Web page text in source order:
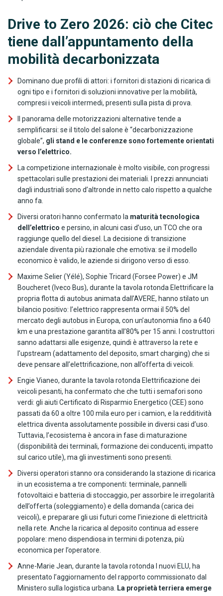
Drive to Zero 2026: ciò che Citec
tiene dall’appuntamento della
mobilità decarbonizzata
Dominano due profili di attori: i fornitori di stazioni di ricarica di
ogni tipo e i fornitori di soluzioni innovative per la mobilità,
compresi i veicoli intermedi, presenti sulla pista di prova.
Il panorama delle motorizzazioni alternative tende a
semplificarsi: se il titolo del salone è “decarbonizzazione
globale”, gli stand e le conferenze sono fortemente orientati
verso l’elettrico.
La competizione internazionale è molto visibile, con progressi
spettacolari sulle prestazioni dei materiali. I prezzi annunciati
dagli industriali sono d’altronde in netto calo rispetto a qualche
anno fa.
Diversi oratori hanno confermato la maturità tecnologica
dell’elettrico e persino, in alcuni casi d’uso, un TCO che ora
raggiunge quello del diesel. La decisione di transizione
aziendale diventa più razionale che emotiva: se il modello
economico è valido, le aziende si dirigono verso di esso.
Maxime Selier (Yélé), Sophie Tricard (Forsee Power) e JM
Boucheret (Iveco Bus), durante la tavola rotonda Elettrificare la
propria flotta di autobus animata dall’AVERE, hanno stilato un
bilancio positivo: l’elettrico rappresenta ormai il 50% del
mercato degli autobus in Europa, con un’autonomia fino a 640
km e una prestazione garantita all’80% per 15 anni. I costruttori
sanno adattarsi alle esigenze, quindi è attraverso la rete e
l’upstream (adattamento del deposito, smart charging) che si
deve pensare all’elettrificazione, non all’offerta di veicoli.
Engie Vianeo, durante la tavola rotonda Elettrificazione dei
veicoli pesanti, ha confermato che che tutti i semafori sono
verdi: gli aiuti Certificato di Risparmio Energetico (CEE) sono
passati da 60 a oltre 100 mila euro per i camion, e la redditività
elettrica diventa assolutamente possibile in diversi casi d’uso.
Tuttavia, l’ecosistema è ancora in fase di maturazione
(disponibilità dei terminali, formazione dei conducenti, impatto
sul carico utile), ma gli investimenti sono presenti.
Diversi operatori stanno ora considerando la stazione di ricarica
in un ecosistema a tre componenti: terminale, pannelli
fotovoltaici e batteria di stoccaggio, per assorbire le irregolarità
dell’offerta (soleggiamento) e della domanda (carica dei
veicoli), e preparare gli usi futuri come l’iniezione di elettricità
nella rete. Anche la ricarica al deposito continua ad essere
popolare: meno dispendiosa in termini di potenza, più
economica per l’operatore.
Anne-Marie Jean, durante la tavola rotonda I nuovi ELU, ha
presentato l’aggiornamento del rapporto commissionato dal
Ministero sulla logistica urbana. La proprietà terriera emerge